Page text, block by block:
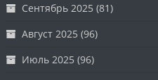
Сентябрь 2025 (81)
Август 2025 (96)
Июль 2025 (96)